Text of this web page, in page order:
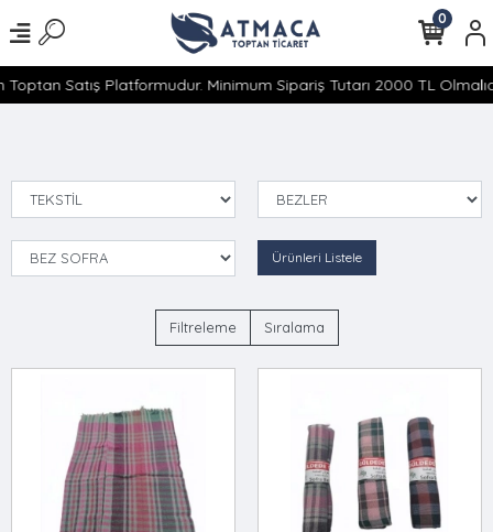
Satış Platformudur. Minimum Sipariş Tutarı 2000 TL
0
Ürünleri Listele
Filtreleme Sıralama